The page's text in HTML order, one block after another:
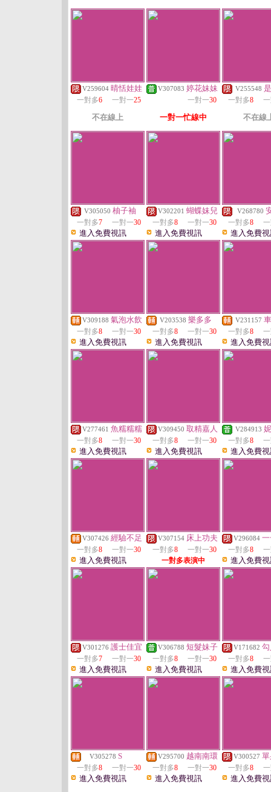
V259604 晴恬娃娃
一對多6 一對一25
不在線上
V307083 婷花妹妹
一對一30
一對一忙線中
V255548
一對多8
不在線
V305050 柚子袖
一對多7 一對一30
進入免費視訊
V302201 蝴蝶妹兒
一對多8 一對一30
進入免費視訊
V268780
一對多8
進入免費
V309188 氣泡水飲
一對多8 一對一30
進入免費視訊
V203538 樂多多
一對多8 一對一30
進入免費視訊
V231157
一對多8
進入免費
V277461 魚糯糯糯
一對多8 一對一30
進入免費視訊
V309450 取精嘉人
一對多8 一對一30
進入免費視訊
V284913
一對多8
進入免費
V307426 經驗不足
一對多8 一對一30
進入免費視訊
V307154 床上功夫
一對多8 一對一30
一對多表演中
V296084
一對多8
進入免費
V301276 護士佳宜
一對多7 一對一30
進入免費視訊
V306788 短髮妹子
一對多8 一對一30
進入免費視訊
V171682
一對多8
進入免費
V305278 S
一對多8 一對一30
進入免費視訊
V295700 越南南環
一對多8 一對一30
進入免費視訊
V300527
一對多8
進入免費